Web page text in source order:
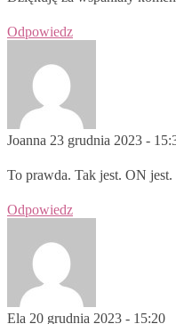
Odpowiedz
Joanna 23 grudnia 2023 -
To prawda. Tak jest. ON jest.
Odpowiedz
Ela 20 grudnia 2023 - 15:20